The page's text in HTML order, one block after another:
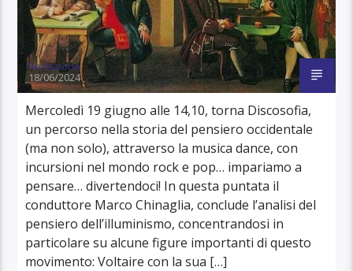
Redazione
18/06/2024
Mercoledì 19 giugno alle 14,10, torna Discosofia,
un percorso nella storia del pensiero occidentale
(ma non solo), attraverso la musica dance, con
incursioni nel mondo rock e pop… impariamo a
pensare… divertendoci! In questa puntata il
conduttore Marco Chinaglia, conclude l’analisi del
pensiero dell’illuminismo, concentrandosi in
particolare su alcune figure importanti di questo
movimento: Voltaire con la sua […]